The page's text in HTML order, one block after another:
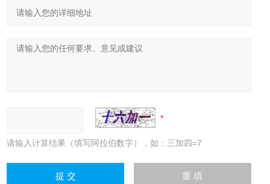
请输入计算结果（填写阿拉伯数字），如：三加四=7